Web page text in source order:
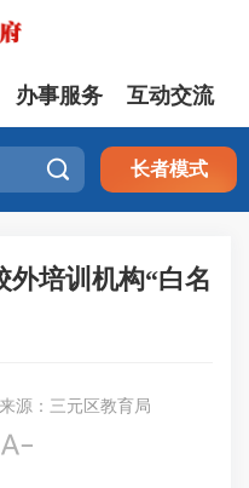
办事服务 互动交流
 长者模式
外培训机构“白名
来源：三元区教育局
